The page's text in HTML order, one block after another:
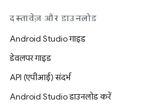
दस्तावेज़ और डाउनलोड
Android Studio गाइड
डेवलपर गाइड
API (एपीआई) संदर्भ
Android Studio डाउनलोड करें